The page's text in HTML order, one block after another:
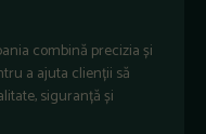
combină precizia și
a ajuta clienții să
siguranță și